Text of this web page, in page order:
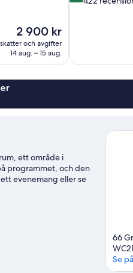
Priset
är
2 900 kr
2 900 kr
och avgifter
14 aug. – 15 aug.
ett område i
programmet, och den
evenemang eller se
turistattraktioner
66
Se